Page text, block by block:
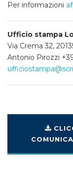
Per informazioni
Ufficio stampa
Via Crema 32,
Antonio Pirozzi